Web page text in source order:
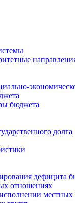
бюджета
долга
дефицита
отношениях
местных